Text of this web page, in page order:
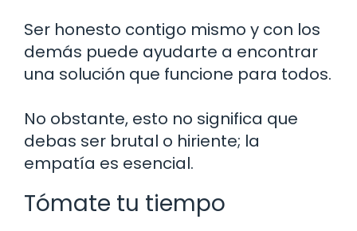
Ser honesto contigo mismo y con los
demás puede ayudarte a encontrar
una solución que funcione para todos.
No obstante, esto no significa que
debas ser brutal o hiriente; la
empatía es esencial.
Tómate tu tiempo